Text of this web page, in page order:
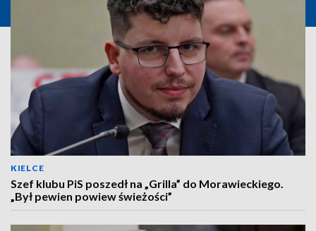
KIELCE
Szef klubu PiS poszedł na „Grilla” do Morawieckiego.
„Był pewien powiew świeżości”